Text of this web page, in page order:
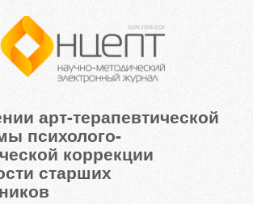
арт-терапевтической
психолого-
коррекции
старших